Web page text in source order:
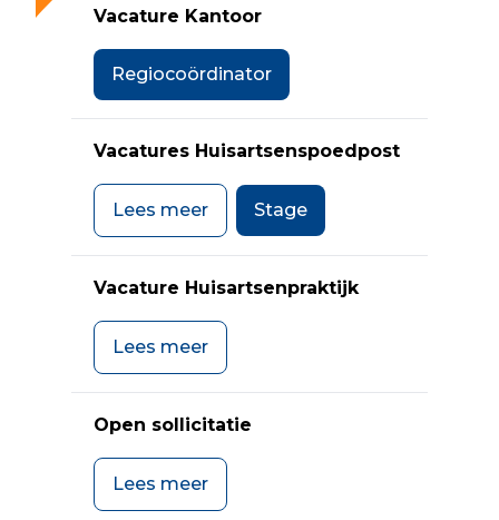
Vacature Kantoor
Regiocoördinator
Vacatures Huisartsenspoedpost
Lees meer Stage
Vacature Huisartsenpraktijk
Lees meer
Open sollicitatie
Lees meer